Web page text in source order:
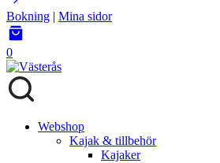
Bokning | Mina sidor
0
Webshop
Kajak & tillbehör
Kajaker